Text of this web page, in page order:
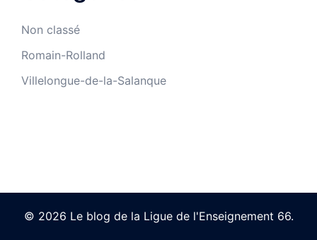
Non classé
Romain-Rolland
Villelongue-de-la-Salanque
© 2026 Le blog de la Ligue de l'Enseignement 66.